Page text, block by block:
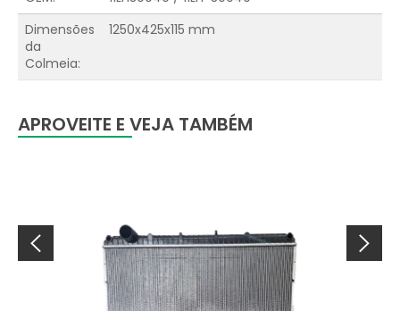
Dimensões
da
Colmeia:
1250x425x115 mm
APROVEITE E VEJA TAMBÉM